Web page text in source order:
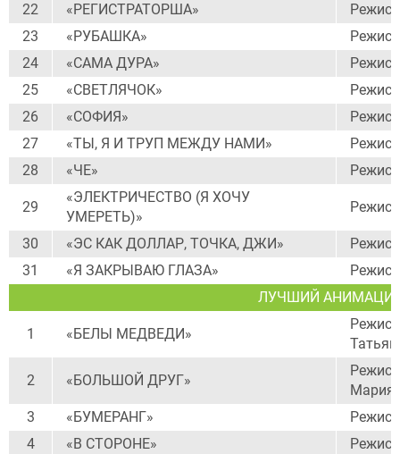
22
«РЕГИСТРАТОРША»
23
«РУБАШКА»
24
«САМА ДУРА»
25
«СВЕТЛЯЧОК»
26
«СОФИЯ»
27
«ТЫ, Я И ТРУП МЕЖДУ НАМИ»
28
«ЧЕ»
29
«ЭЛЕКТРИЧЕСТВО (Я ХОЧУ
УМЕРЕТЬ)»
30 «ЭС КАК ДОЛЛАР, ТОЧКА, ДЖИ»
31
«Я ЗАКРЫВАЮ ГЛАЗА»
ЛУЧШИЙ
1 «БЕЛЫ МЕДВЕДИ»
2 «БОЛЬШОЙ ДРУГ»
Мария
3
«БУМЕРАНГ»
4
«В СТОРОНЕ»